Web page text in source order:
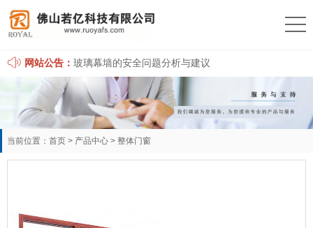
网站公告： 玻璃幕墙的安全问题分析与建议
中国房地产之父孟晓苏：门窗行业离春天不远了
当前位置： 首页 > 产品中心 > 整体门窗